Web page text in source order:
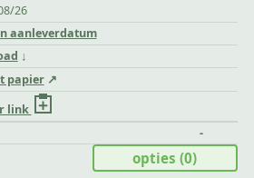
26
aanleverdatum
papier
link
-
opties(0)